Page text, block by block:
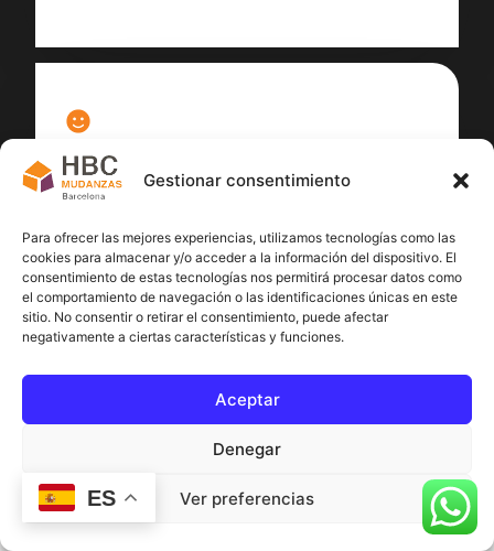
Gestionar consentimiento
Para ofrecer las mejores experiencias, utilizamos tecnologías como las
cookies para almacenar y/o acceder a la información del dispositivo. El
consentimiento de estas tecnologías nos permitirá procesar datos como
el comportamiento de navegación o las identificaciones únicas en este
sitio. No consentir o retirar el consentimiento, puede afectar
negativamente a ciertas características y funciones.
Aceptar
Denegar
Ver preferencias
100
ES